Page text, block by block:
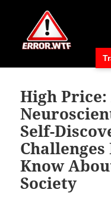
High Price:
Self-
Know
Society